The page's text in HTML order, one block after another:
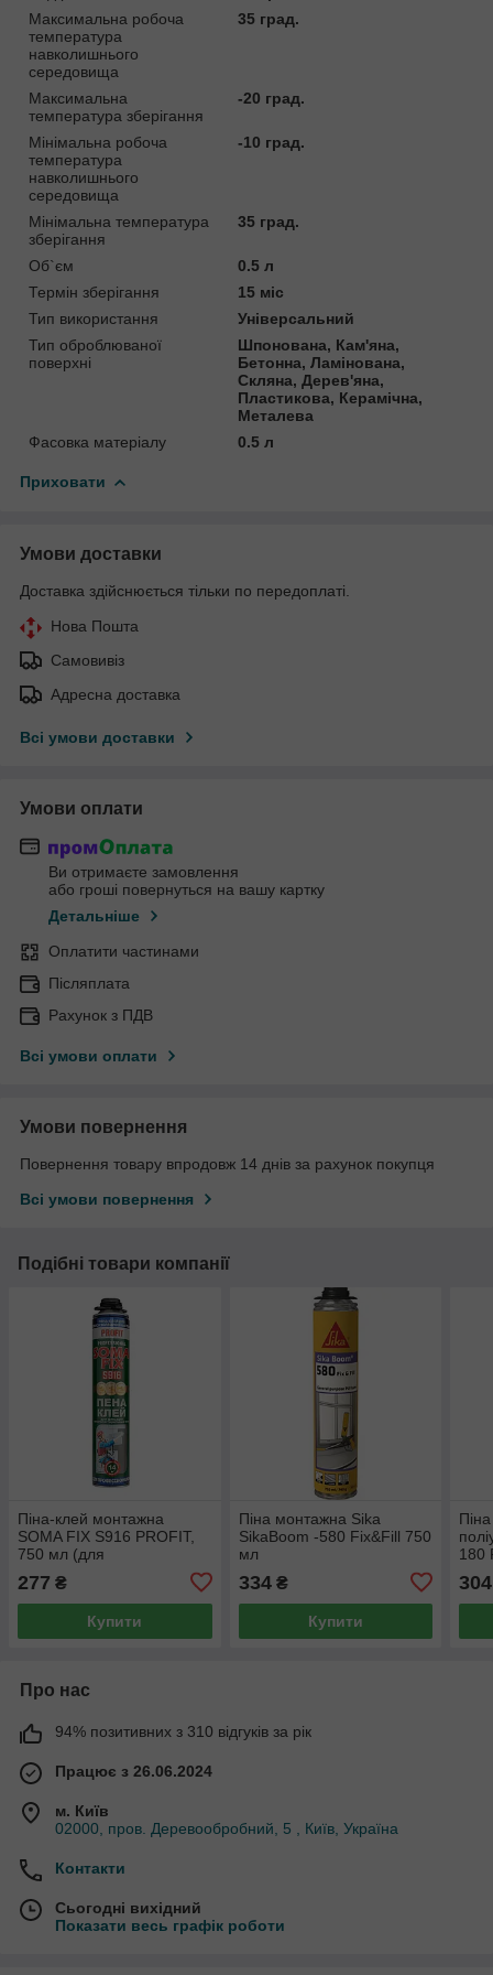
Максимальна робоча
температура
навколишнього
середовища
35 град.
Максимальна
температура зберігання
-20 град.
Мінімальна робоча
температура
навколишнього
середовища
-10 град.
Мінімальна температура
зберігання
35 град.
Об`єм
0.5 л
Термін зберігання
15 міс
Тип використання
Універсальний
Тип оброблюваної
поверхні
Шпонована, Кам'яна,
Бетонна, Ламінована,
Скляна, Дерев'яна,
Пластикова, Керамічна,
Металева
Фасовка матеріалу
0.5 л
Приховати
Умови доставки
Доставка здійснюється тільки по передоплаті.
Нова Пошта
Самовивіз
Адресна доставка
Всі умови доставки
Умови оплати
Ви отримаєте замовлення
або гроші повернуться на вашу картку
Детальніше
Оплатити частинами
Післяплата
Рахунок з ПДВ
Всі умови оплати
Умови повернення
Повернення товару впродовж 14 днів за рахунок покупця
Всі умови повернення
Подібні товари компанії
Піна-клей монтажна
SOMA FIX S916 PROFIT,
750 мл (для
277 ₴
Купити
Піна монтажна Sika
SikaBoom -580 Fix&Fill 750
мл
334₴
Купити
180
304
Про нас
94% позитивних з 310 відгуків за рік
Працює з 26.06.2024
м. Київ
02000, пров. Деревообробний, 5 , Київ, Україна
Контакти
Сьогодні вихідний
Показати весь графік роботи